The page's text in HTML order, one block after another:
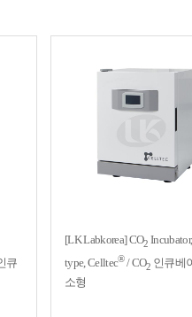
큐
[LK Labkorea] CO2
type, Celltec®/ CO2 인큐베
소형